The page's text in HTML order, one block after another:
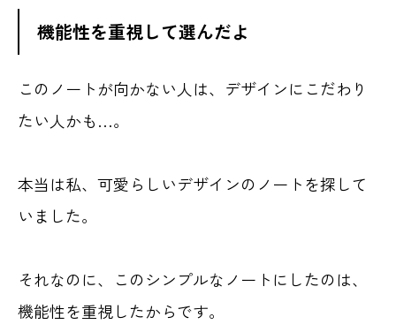
機能性を重視して選んだよ
このノートが向かない人は、デザインにこだわり
たい人かも…。
本当は私、可愛らしいデザインのノートを探して
いました。
それなのに、このシンプルなノートにしたのは、
機能性を重視したからです。
ブランド：PAPERIDEAS
このノート（PAPERIDEAS）の良いところ